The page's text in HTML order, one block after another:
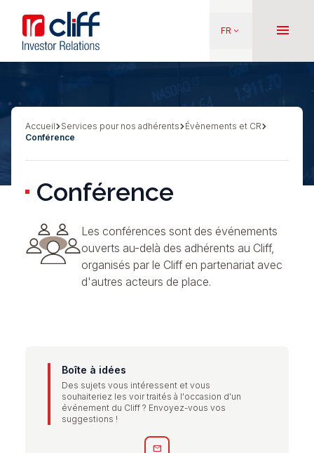
contenu
principal
Aller directement au contenu
FR keyboard_arrow_down menu
Fil
Accueil Services pour nos adhérents
Évènements et CR
Conférence
Conférence
Les conférences sont des événements
ouverts au-delà des adhérents au Cliff,
organisés par le Cliff en partenariat avec
d'autres acteurs de place.
Boîte à idées
Des sujets vous intéressent et vous
souhaiteriez les voir traités à l'occasion d'un
événement du Cliff ? Envoyez-vous vos
suggestions !
mail